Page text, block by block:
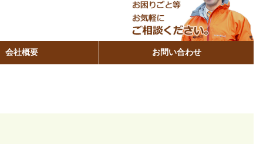
会社概要 お問い合わせ